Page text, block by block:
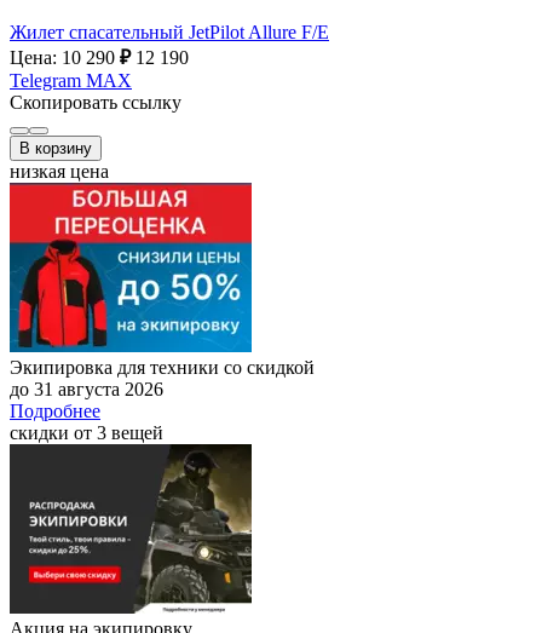
Жилет спасательный JetPilot Allure F/E
Цена: 10 290 ₽ 12 190
Telegram MAX
Скопировать ссылку
В корзину
низкая цена
Экипировка для техники со скидкой
до 31 августа 2026
Подробнее
скидки от 3 вещей
Акция на экипировку